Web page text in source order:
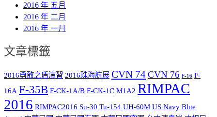
2016 年 五月
2016 年 二月
2016 年 一月
文章標籤
2016勇敢之盾演習 2016珠海航展 CVN 74CVN 76 F-16 F-
16A F-35B F-CK-1A/B F-CK-1C M1A2 RIMPAC
2016 RIMPAC2016 Su-30 Tu-154 UH-60M US Navy Blue